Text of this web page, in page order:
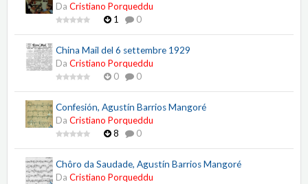
Da Cristiano Porqueddu
1
0
China Mail del 6 settembre 1929
Da Cristiano Porqueddu
0
0
Confesión, Agustín Barrios Mangoré
Da Cristiano Porqueddu
8
0
Chôro da Saudade, Agustín Barrios Mangoré
Da Cristiano Porqueddu